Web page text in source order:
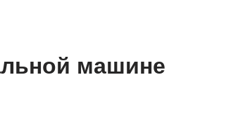
машине